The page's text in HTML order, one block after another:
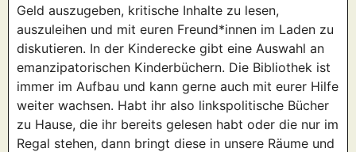
Geld auszugeben, kritische Inhalte zu lesen,
auszuleihen und mit euren Freund*innen im Laden zu
diskutieren. In der Kinderecke gibt eine Auswahl an
emanzipatorischen Kinderbüchern. Die Bibliothek ist
immer im Aufbau und kann gerne auch mit eurer Hilfe
weiter wachsen. Habt ihr also linkspolitische Bücher
zu Hause, die ihr bereits gelesen habt oder die nur im
Regal stehen, dann bringt diese in unsere Räume und